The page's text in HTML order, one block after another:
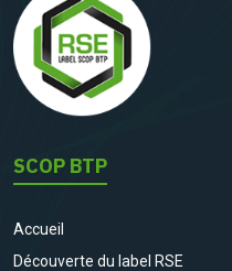
SCOP BTP
Accueil
Découverte du label RSE